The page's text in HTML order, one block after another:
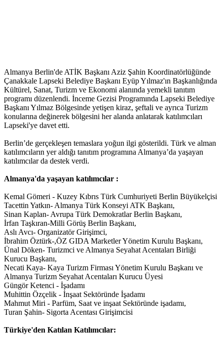
Almanya Berlin'de ATİK Başkanı Aziz Şahin Koordinatörlüğünde
Çanakkale Lapseki Belediye Başkanı Eyüp Yılmaz'ın Başkanlığında
Kültürel, Sanat, Turizm ve Ekonomi alanında yemekli tanıtım
programı düzenlendi. İnceme Gezisi Programında Lapseki Belediye
Başkanı Yılmaz Bölgesinde yetişen kiraz, şeftali ve ayrıca Turizm
konularına değinerek bölgesini her alanda anlatarak katılımcıları
Lapseki'ye davet etti.
Berlin’de gerçekleşen temaslara yoğun ilgi gösterildi. Türk ve alman
katılımcıların yer aldığı tanıtım programına Almanya’da yaşayan
katılımcılar da destek verdi.
Almanya'da yaşayan katılımcılar :
Kemal Gömeri - Kuzey Kıbrıs Türk Cumhuriyeti Berlin Büyükelçisi
Tacettin Yatkın- Almanya Türk Konseyi ATK Başkanı,
Sinan Kaplan- Avrupa Türk Demokratlar Berlin Başkanı,
İrfan Taşkıran-Milli Görüş Berlin Başkanı,
Aslı Avcı- Organizatör Girişimci,
İbrahim Öztürk-,ÖZ GIDA Marketler Yönetim Kurulu Başkanı,
Ünal Döken- Turizmci ve Almanya Seyahat Acentaları Birliği
Kurucu Başkanı,
Necati Kaya- Kaya Turizm Firması Yönetim Kurulu Başkanı ve
Almanya Turizm Seyahat Acentaları Kurucu Üyesi
Güngör Ketenci - İşadamı
Muhittin Özçelik - İnşaat Sektöründe İşadamı
Mahmut Miri - Parfüm, Saat ve inşaat Sektöründe işadamı,
Turan Şahin- Sigorta Acentası Girişimcisi
Türkiye'den Katılan Katılımcılar: